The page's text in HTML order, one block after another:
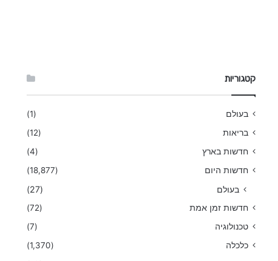
קטגוריות
בעולם
(1)
בריאות
(12)
חדשות בארץ
(4)
חדשות היום
(18,877)
בעולם (27)
חדשות זמן אמת
(72)
טכנולוגיה
(7)
כלכלה
(1,370)